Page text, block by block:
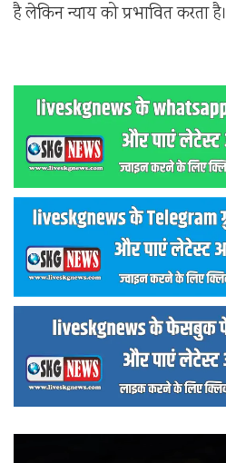
है लेकिन न्याय को प्रभावित करता है।